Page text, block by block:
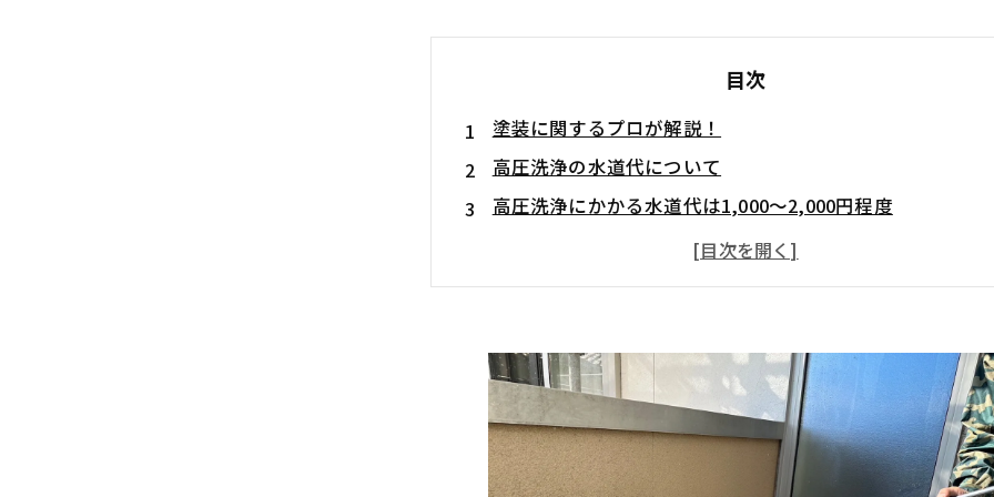
目次
塗装に関するプロが解説！
高圧洗浄の水道代について
高圧洗浄にかかる水道代は1,000～2,000円程度
施主側が負担する場合が多い
高圧洗浄は外壁塗装の仕上がりを左右します
無暗に水道代を安く仕上げてほしいという依頼はやめてお
外壁塗装時の高圧洗浄にかかる水道代は必要経費！